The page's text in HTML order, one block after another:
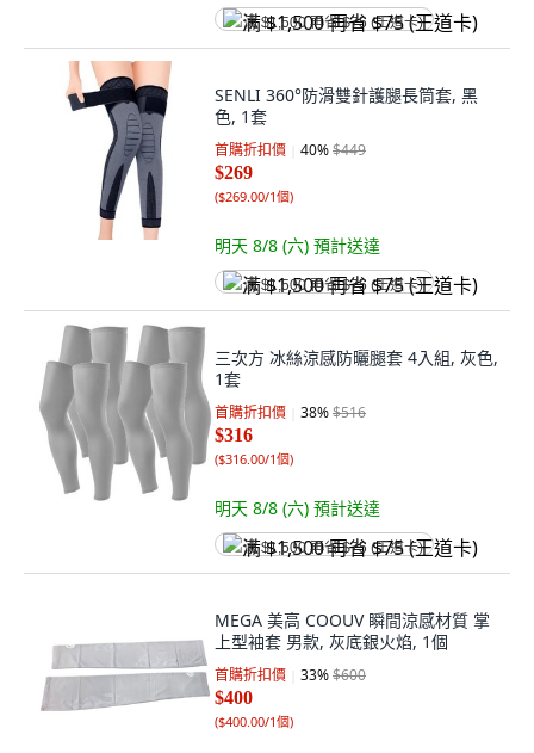
满 $1,500 再省 $75 (王道卡)
SENLI 360°防滑雙針護腿長筒套, 黑
色, 1套
首購折扣價 40%$449
$269
($269.00/1個)
明天 8/8 (六) 預計送達
满 $1,500 再省 $75 (王道卡)
三次方 冰絲涼感防曬腿套 4入組, 灰色,
1套
首購折扣價 38%$516
$316
($316.00/1個)
明天 8/8 (六) 預計送達
满 $1,500 再省 $75 (王道卡)
MEGA 美高 COOUV 瞬間涼感材質 掌
上型袖套 男款, 灰底銀火焰, 1個
首購折扣價 33%$600
$400
($400.00/1個)